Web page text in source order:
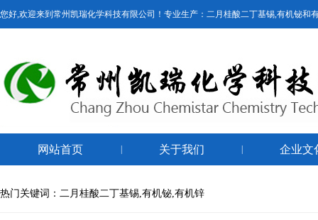
您好,欢迎来到常州凯瑞化学科技有限公司！专业生产：二月桂酸二丁基锡,有机铋和
网站首页 关于我们 企业文
热门关键词：二月桂酸二丁基锡,有机铋,有机锌